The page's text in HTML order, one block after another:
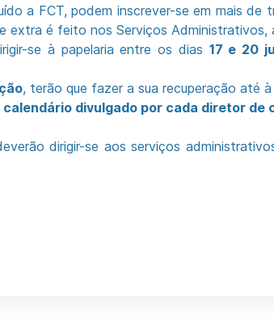
a FCT, podem inscrever-se em mais
extra é feito nos Serviços Administrativos,
se à papelaria entre os dias 17 e 20
, terão que fazer a sua recuperação até
calendário divulgado por cada diretor de
dirigir-se aos serviços